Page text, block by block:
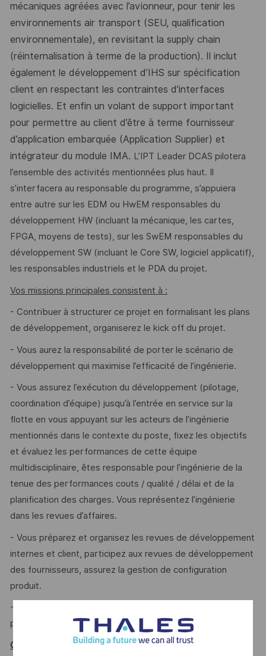
mécaniques agréées avec l’avionneur, pour tenir les
environnements air transport (SEU, qualification
environnementale), en revisitant la supply chain
(réinternalisation à terme de la production). Il inclut
également le développement d’IHS sur spécification
client en respectant les contraintes d’interfaces
logicielles. Et enfin un volant de support important
pour permettre au client d’être à terme fournisseur
d’application embarquée (Application Supplier) et
intégrateur du module IMA. L’IPT Leader DCAS pilotera
l’ensemble des activités mentionnées plus haut. Il
s’interfacera au responsable du programme, s’appuiera
entre autre sur les EDM ou HwEM responsables du
développement HW (incluant la mécanique, les cartes,
FPGA, moyens de tests), sur les SwEM responsables du
développement SW (incluant le Core SW, logiciel applicatif),
les responsables industriels et le PDA du projet.
Vos missions principales consistent à :
- Contribuer à structurer ce projet en formalisant les plans
de développement, organiserez le kick off du projet.
- Vous aurez la responsabilité de porter le scénario de
développement qui maximise l’efficacité de l’ingénierie.
- Vous assurez l’exécution du développement (pilotage,
coordination d’équipe) jusqu’à l’entrée en service sur la
flotte en vous appuyant sur les acteurs de l’ingénierie
mentionnés dans le contexte du poste, fixez les objectifs
et évaluez les performances de cette équipe
multidisciplinaire, êtes responsable pour l’ingénierie de la
tenue des performances couts / qualité / délai et de la
planification des charges. Vous représentez l’ingénierie
dans les revues d’affaires.
- Vous préparez et organisez les revues de développement
internes et client, participez aux revues de développement
des fournisseurs, assurez la gestion de configuration
produit.
- Vous contribuez à la communication client via la
préparation et la participation aux avancements projet.
Qui êtes vous ?